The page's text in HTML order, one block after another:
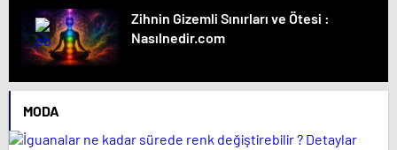
Zihnin Gizemli Sınırları ve Ötesi :
Nasılnedir.com
MODA